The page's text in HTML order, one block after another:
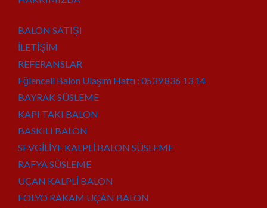
BALON SATIŞI
İLETİŞİM
REFERANSLAR
Eğlenceli Balon Ulaşım Hattı : 0539 836 13 14
BAYRAK SÜSLEME
KAPI TAKI BALON
BASKILI BALON
SEVGİLİYE KALPLİ BALON SÜSLEME
RAFYA SÜSLEME
UÇAN KALPLİ BALON
FOLYO RAKAM UÇAN BALON